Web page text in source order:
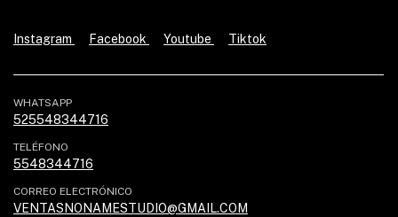
Instagram Facebook Youtube Tiktok
WHATSAPP
525548344716
TELÉFONO
5548344716
CORREO ELECTRÓNICO
VENTASNONAMESTUDIO@GMAIL.COM